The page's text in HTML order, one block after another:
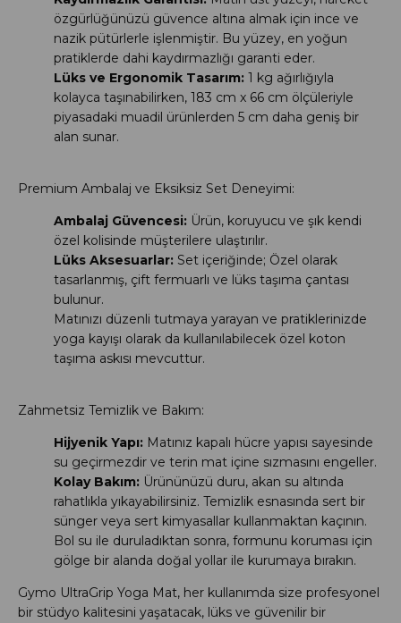
özgürlüğünüzü güvence altına almak için ince ve
nazik pütürlerle işlenmiştir. Bu yüzey, en yoğun
pratiklerde dahi kaydırmazlığı garanti eder.
Lüks ve Ergonomik Tasarım: 1 kg ağırlığıyla
kolayca taşınabilirken, 183 cm x 66 cm ölçüleriyle
piyasadaki muadil ürünlerden 5 cm daha geniş bir
alan sunar.
Premium Ambalaj ve Eksiksiz Set Deneyimi:
Ambalaj Güvencesi: Ürün, koruyucu ve şık kendi
özel kolisinde müşterilere ulaştırılır.
Lüks Aksesuarlar: Set içeriğinde; Özel olarak
tasarlanmış, çift fermuarlı ve lüks taşıma çantası
bulunur.
Matınızı düzenli tutmaya yarayan ve pratiklerinizde
yoga kayışı olarak da kullanılabilecek özel koton
taşıma askısı mevcuttur.
Zahmetsiz Temizlik ve Bakım:
Hijyenik Yapı: Matınız kapalı hücre yapısı sayesinde
su geçirmezdir ve terin mat içine sızmasını engeller.
Kolay Bakım: Ürününüzü duru, akan su altında
rahatlıkla yıkayabilirsiniz. Temizlik esnasında sert bir
sünger veya sert kimyasallar kullanmaktan kaçının.
Bol su ile duruladıktan sonra, formunu koruması için
gölge bir alanda doğal yollar ile kurumaya bırakın.
Gymo UltraGrip Yoga Mat, her kullanımda size profesyonel
bir stüdyo kalitesini yaşatacak, lüks ve güvenilir bir